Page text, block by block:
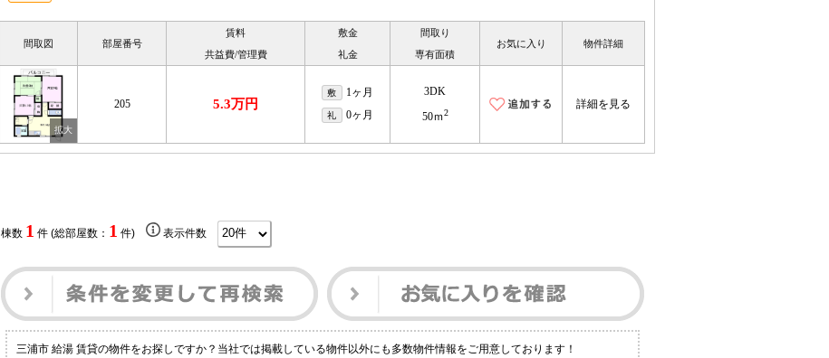
間取図 部屋番号
賃料
共益費/管理費
敷金
礼金
間取り
専有面積
お気に入り 物件詳細
205 5.3万円
敷 1ヶ月
礼 0ヶ月
3DK
50ｍ2
詳細を見る
棟数 1 件 (総部屋数： 1 件) 表示件数
三浦市 給湯 賃貸の物件をお探しですか？当社では掲載している物件以外にも多数物件情報をご用意しております！